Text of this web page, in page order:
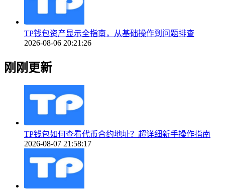
TP钱包资产显示全指南，从基础操作到问题排查
2026-08-06 20:21:26
刚刚更新
TP钱包如何查看代币合约地址？超详细新手操作指南
2026-08-07 21:58:17